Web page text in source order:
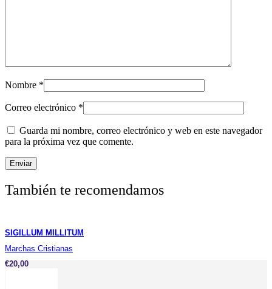
Nombre *
Correo electrónico *
Guarda mi nombre, correo electrónico y web en este navegador
para la próxima vez que comente.
También te recomendamos
SIGILLUM MILLITUM
Marchas Cristianas
€20,00